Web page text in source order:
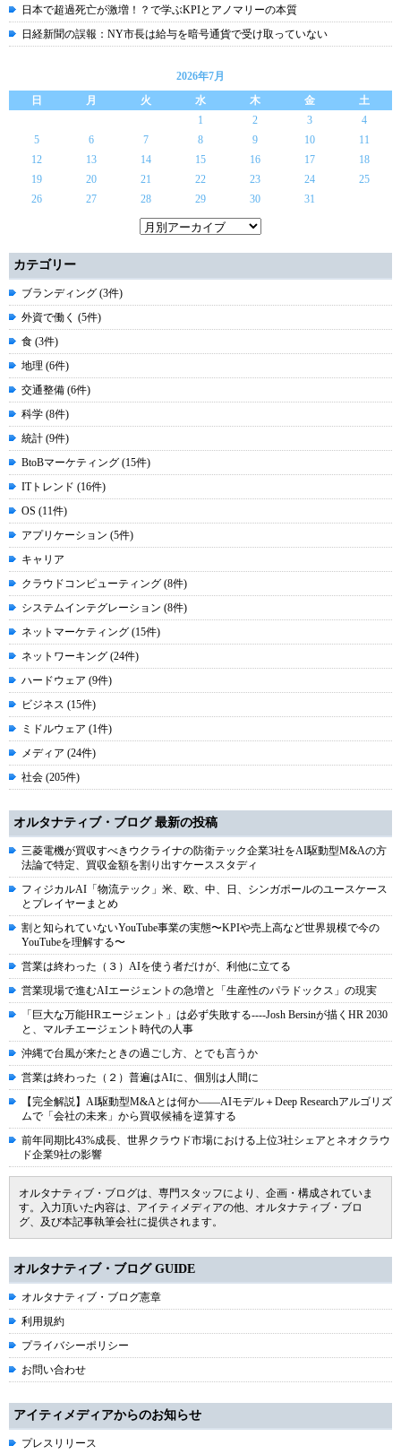
日本で超過死亡が激増！？で学ぶKPIとアノマリーの本質
日経新聞の誤報：NY市長は給与を暗号通貨で受け取っていない
2026年7月
日
月 火 水 木 金
土
1
2 3
4
5
6 7 8 9 10
11
12
13 14 15 16 17
18
19
20 21 22 23 24
25
26
27 28 29 30 31
カテゴリー
ブランディング (3件)
外資で働く (5件)
食 (3件)
地理 (6件)
交通整備 (6件)
科学 (8件)
統計 (9件)
BtoBマーケティング (15件)
ITトレンド (16件)
OS (11件)
アプリケーション (5件)
キャリア
クラウドコンピューティング (8件)
システムインテグレーション (8件)
ネットマーケティング (15件)
ネットワーキング (24件)
ハードウェア (9件)
ビジネス (15件)
ミドルウェア (1件)
メディア (24件)
社会 (205件)
オルタナティブ・ブログ 最新の投稿
三菱電機が買収すべきウクライナの防衛テック企業3社をAI駆動型M&Aの方
法論で特定、買収金額を割り出すケーススタディ
フィジカルAI「物流テック」米、欧、中、日、シンガポールのユースケース
とプレイヤーまとめ
割と知られていないYouTube事業の実態〜KPIや売上高など世界規模で今の
YouTubeを理解する〜
営業は終わった（３）AIを使う者だけが、利他に立てる
営業現場で進むAIエージェントの急増と「生産性のパラドックス」の現実
「巨大な万能HRエージェント」は必ず失敗する----Josh Bersinが描くHR 2030
と、マルチエージェント時代の人事
沖縄で台風が来たときの過ごし方、とでも言うか
営業は終わった（２）普遍はAIに、個別は人間に
【完全解説】AI駆動型M&Aとは何か――AIモデル＋Deep Researchアルゴリズ
ムで「会社の未来」から買収候補を逆算する
前年同期比43%成長、世界クラウド市場における上位3社シェアとネオクラウ
ド企業9社の影響
オルタナティブ・ブログは、専門スタッフにより、企画・構成されていま
す。入力頂いた内容は、アイティメディアの他、オルタナティブ・ブロ
グ、及び本記事執筆会社に提供されます。
オルタナティブ・ブログ GUIDE
オルタナティブ・ブログ憲章
利用規約
プライバシーポリシー
お問い合わせ
アイティメディアからのお知らせ
プレスリリース